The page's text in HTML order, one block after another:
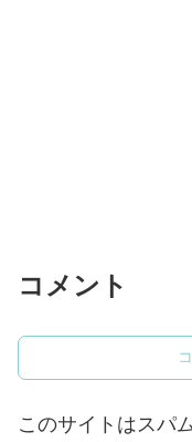
コメント
このサイトはスパ